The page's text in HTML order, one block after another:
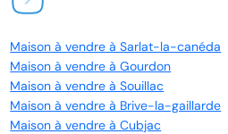
Maison à vendre à Sarlat-la-canéda
Maison à vendre à Gourdon
Maison à vendre à Souillac
Maison à vendre à Brive-la-gaillarde
Maison à vendre à Cubjac